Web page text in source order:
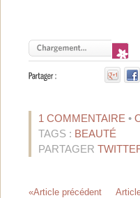
1 COMMENTAIRE •
TAGS : BEAUTÉ
PARTAGER
«Article précédent